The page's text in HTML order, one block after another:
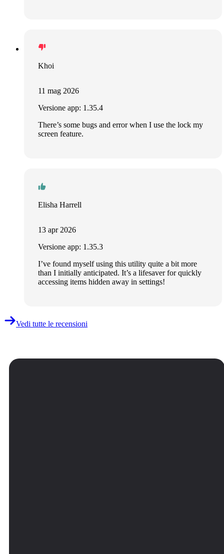
Khoi
11 mag 2026
Versione app: 1.35.4
There’s some bugs and error when I use the lock my
screen feature.
Elisha Harrell
13 apr 2026
Versione app: 1.35.3
I’ve found myself using this utility quite a bit more
than I initially anticipated. It’s a lifesaver for quickly
accessing items hidden away in settings!
Vedi tutte le recensioni